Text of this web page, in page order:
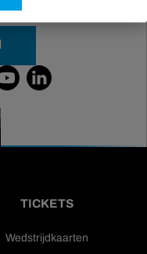
TICKETS
Wedstrijdkaarten